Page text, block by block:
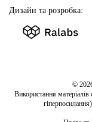
Дизайн та розробка:
©
Використання